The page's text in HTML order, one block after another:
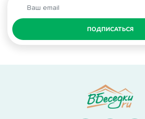
ПОДПИСАТЬСЯ